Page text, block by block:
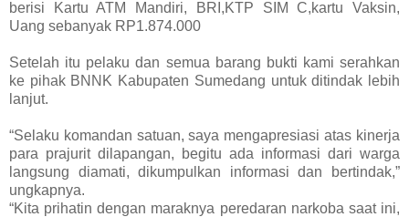
berisi Kartu ATM Mandiri, BRI,KTP SIM C,kartu Vaksin,
Uang sebanyak RP1.874.000
Setelah itu pelaku dan semua barang bukti kami serahkan
ke pihak BNNK Kabupaten Sumedang untuk ditindak lebih
lanjut.
“Selaku komandan satuan, saya mengapresiasi atas kinerja
para prajurit dilapangan, begitu ada informasi dari warga
langsung diamati, dikumpulkan informasi dan bertindak,”
ungkapnya.
“Kita prihatin dengan maraknya peredaran narkoba saat ini,